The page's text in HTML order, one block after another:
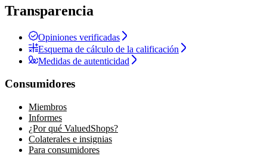
Transparencia
Opiniones verificadas
Esquema de cálculo de la calificación
Medidas de autenticidad
Consumidores
Miembros
Informes
¿Por qué ValuedShops?
Colaterales e insignias
Para consumidores